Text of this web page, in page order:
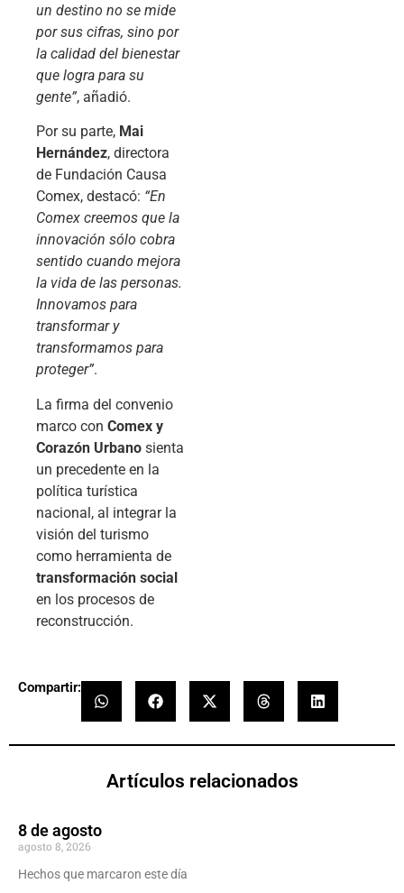
un destino no se mide
por sus cifras, sino por
la calidad del bienestar
que logra para su
gente”, añadió.
Por su parte, Mai
Hernández, directora
de Fundación Causa
Comex, destacó: “En
Comex creemos que la
innovación sólo cobra
sentido cuando mejora
la vida de las personas.
Innovamos para
transformar y
transformamos para
proteger”.
La firma del convenio
marco con Comex y
Corazón Urbano sienta
un precedente en la
política turística
nacional, al integrar la
visión del turismo
como herramienta de
transformación social
en los procesos de
reconstrucción.
Compartir:
Artículos relacionados
8 de agosto
agosto 8, 2026
Hechos que marcaron este día